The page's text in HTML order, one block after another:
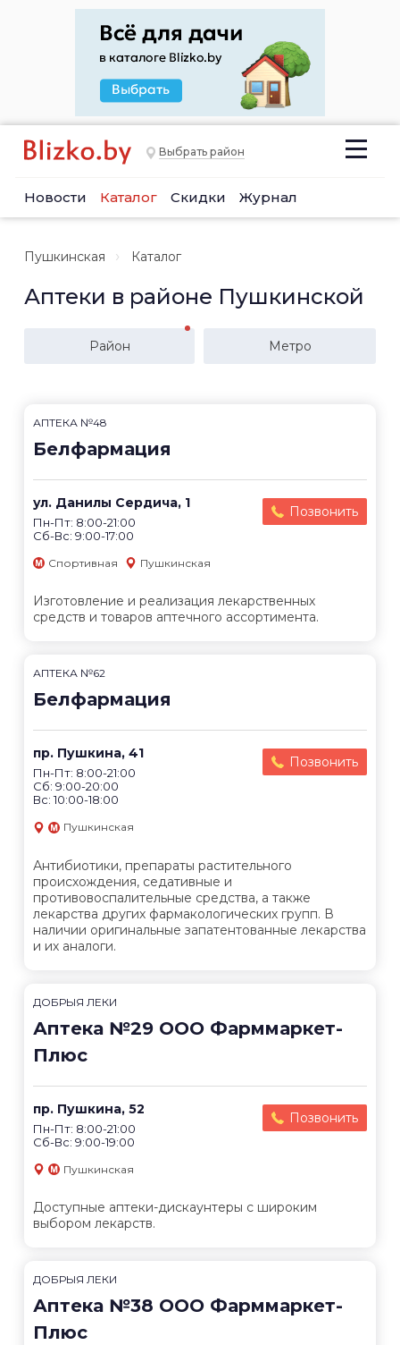
Выбрать район
Новости Каталог Скидки Журнал
Пушкинская Каталог
Аптеки в районе Пушкинской
Район Метро
АПТЕКА №48
Белфармация
ул. Данилы Сердича, 1
Пн-Пт: 8:00-21:00
Сб-Вс: 9:00-17:00
Позвонить
Спортивная Пушкинская
Изготовление и реализация лекарственных
средств и товаров аптечного ассортимента.
АПТЕКА №62
Белфармация
пр. Пушкина, 41
Пн-Пт: 8:00-21:00
Сб: 9:00-20:00
Вс: 10:00-18:00
Позвонить
Пушкинская
Антибиотики, препараты растительного
происхождения, седативные и
противовоспалительные средства, а также
лекарства других фармакологических групп. В
наличии оригинальные запатентованные лекарства
и их аналоги.
ДОБРЫЯ ЛЕКИ
Аптека №29 ООО Фарммаркет-
Плюс
пр. Пушкина, 52
Пн-Пт: 8:00-21:00
Сб-Вс: 9:00-19:00
Позвонить
Пушкинская
Доступные аптеки-дискаунтеры с широким
выбором лекарств.
ДОБРЫЯ ЛЕКИ
Аптека №38 ООО Фарммаркет-
Плюс